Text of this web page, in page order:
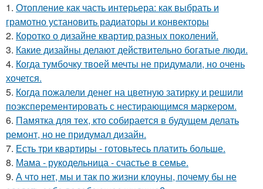
1. Отопление как часть интерьера: как выбрать и
грамотно установить радиаторы и конвекторы
2. Коротко о дизайне квартир разных поколений.
3. Какие дизайны делают действительно богатые люди.
4. Когда тумбочку твоей мечты не придумали, но очень
хочется.
5. Когда пожалели денег на цветную затирку и решили
поэксперементировать с нестирающимся маркером.
6. Памятка для тех, кто собирается в будущем делать
ремонт, но не придумал дизайн.
7. Есть три квартиры - готовьтесь платить больше.
8. Мама - рукодельница - счастье в семье.
9. А что нет, мы и так по жизни клоуны, почему бы не